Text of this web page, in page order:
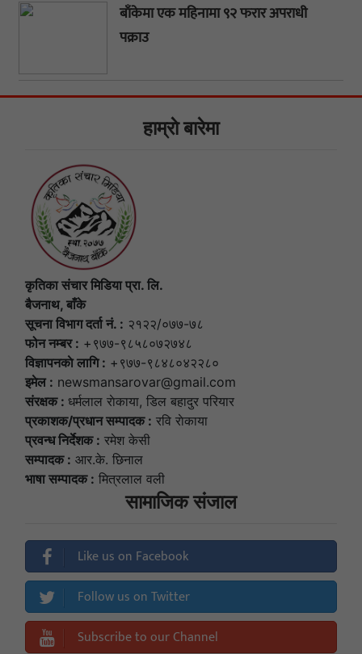
बाँकेमा एक महिनामा ९२ फरार अपराधी
पक्राउ
हाम्राे बारेमा
कृतिका संचार मिडिया प्रा. लि.
बैजनाथ, बाँके
सूचना विभाग दर्ता नं. : २१२२/०७७-७८
फोन नम्बर : +९७७-९८५८०७२७४८
विज्ञापनकाे लागि : +९७७-९८४८०४२२८०
इमेल : newsmansarovar@gmail.com
संरक्षक : धर्मलाल राेकाया, डिल बहादुर परियार
प्रकाशक/प्रधान सम्पादक : रवि राेकाया
प्रवन्ध निर्देशक : रमेश केसी
सम्पादक : आर.के. छिनाल
भाषा सम्पादक : मित्रलाल वली
सामाजिक संजाल
Like us on Facebook
Follow us on Twitter
Subscribe to our Channel